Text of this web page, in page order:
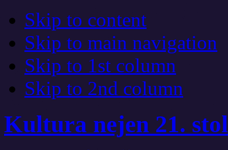
Skip to content
Skip to main navigation
Skip to 1st column
Skip to 2nd column
Kultura nejen 21.